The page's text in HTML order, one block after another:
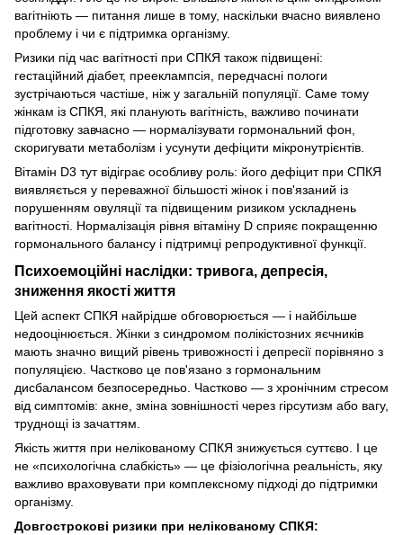
вагітніють — питання лише в тому, наскільки вчасно виявлено
проблему і чи є підтримка організму.
Ризики під час вагітності при СПКЯ також підвищені:
гестаційний діабет, прееклампсія, передчасні пологи
зустрічаються частіше, ніж у загальній популяції. Саме тому
жінкам із СПКЯ, які планують вагітність, важливо починати
підготовку завчасно — нормалізувати гормональний фон,
скоригувати метаболізм і усунути дефіцити мікронутрієнтів.
Вітамін D3 тут відіграє особливу роль: його дефіцит при СПКЯ
виявляється у переважної більшості жінок і пов'язаний із
порушенням овуляції та підвищеним ризиком ускладнень
вагітності. Нормалізація рівня вітаміну D сприяє покращенню
гормонального балансу і підтримці репродуктивної функції.
Психоемоційні наслідки: тривога, депресія,
зниження якості життя
Цей аспект СПКЯ найрідше обговорюється — і найбільше
недооцінюється. Жінки з синдромом полікістозних яєчників
мають значно вищий рівень тривожності і депресії порівняно з
популяцією. Частково це пов'язано з гормональним
дисбалансом безпосередньо. Частково — з хронічним стресом
від симптомів: акне, зміна зовнішності через гірсутизм або вагу,
труднощі із зачаттям.
Якість життя при нелікованому СПКЯ знижується суттєво. І це
не «психологічна слабкість» — це фізіологічна реальність, яку
важливо враховувати при комплексному підході до підтримки
організму.
Довгострокові ризики при нелікованому СПКЯ: